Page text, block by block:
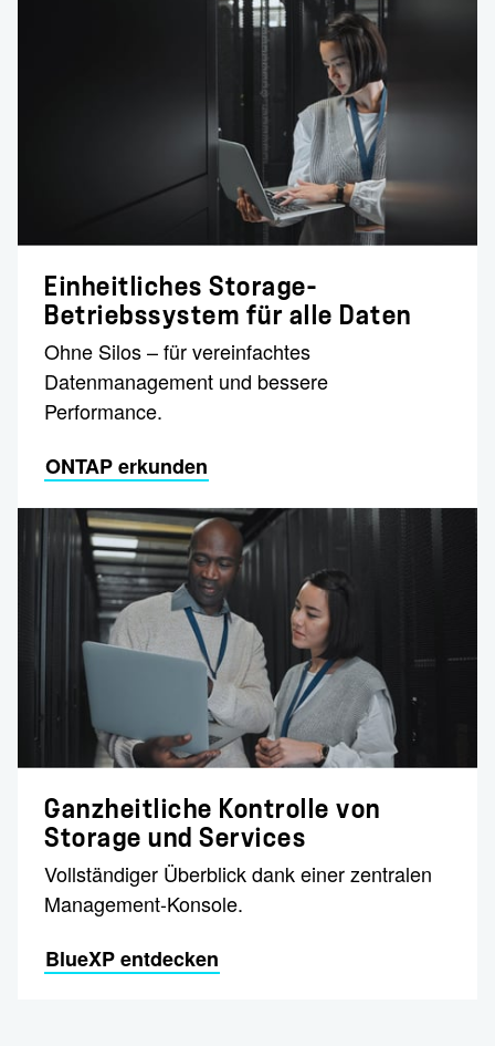
Einheitliches Storage-
Betriebssystem für alle Daten
Ohne Silos – für vereinfachtes
Datenmanagement und bessere
Performance.
ONTAP erkunden
Ganzheitliche Kontrolle von
Storage und Services
Vollständiger Überblick dank einer zentralen
Management-Konsole.
BlueXP entdecken